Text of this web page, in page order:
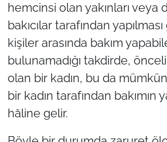
hemcinsi olan yakınları veya
bakıcılar tarafından
kişiler arasında bakım
bulunamadığı takdirde,
olan bir kadın, bu da
bir kadın tarafından bakımın
hâline gelir.